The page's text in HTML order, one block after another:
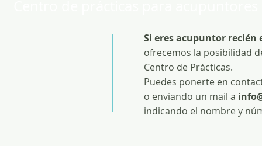
Si eres acupuntor recién
ofrecemos la posibilidad
Centro de Prácticas.
Puedes ponerte en
o enviando un mail a
indicando el nombre y